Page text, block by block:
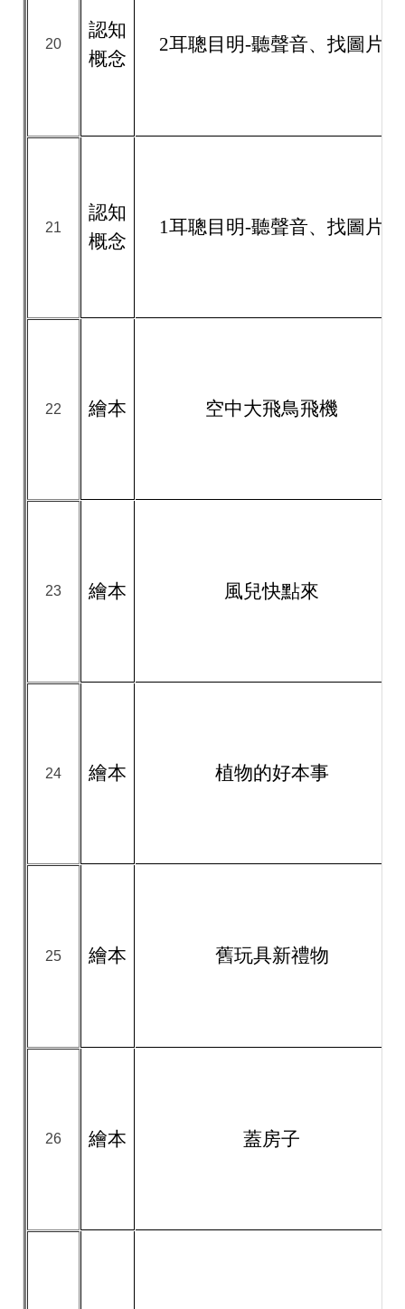
20
認知
概念
2耳聰目明-聽聲音、找圖片
21
認知
概念
1耳聰目明-聽聲音、找圖片
22 繪本 空中大飛鳥飛機
23 繪本 風兒快點來
24 繪本 植物的好本事
25 繪本 舊玩具新禮物
26 繪本 蓋房子